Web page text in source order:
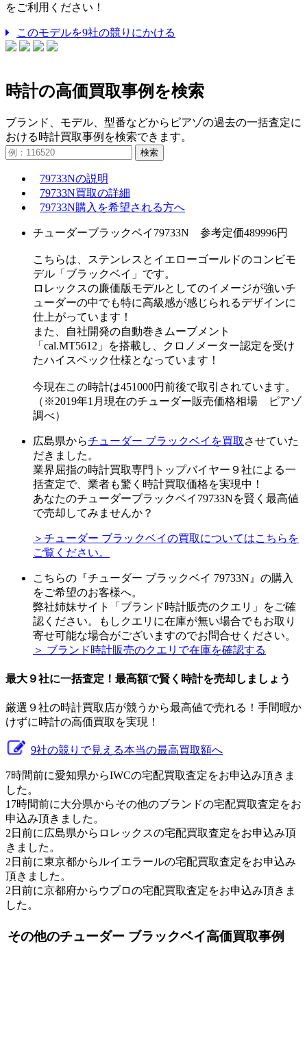
をご利用ください！
このモデルを9社の競りにかける
時計の高価買取事例を検索
ブランド、モデル、型番などからピアゾの過去の一括査定に
おける時計買取事例を検索できます。
検索
79733Nの説明
79733N買取の詳細
79733N購入を希望される方へ
チューダーブラックベイ79733N 参考定価489996円
こちらは、ステンレスとイエローゴールドのコンビモ
デル「ブラックベイ」です。
ロレックスの廉価版モデルとしてのイメージが強いチ
ューダーの中でも特に高級感が感じられるデザインに
仕上がっています！
また、自社開発の自動巻きムーブメント
「cal.MT5612」を搭載し、クロノメーター認定を受け
たハイスペック仕様となっています！
今現在この時計は451000円前後で取引されています。
（※2019年1月現在のチューダー販売価格相場 ピアゾ
調べ）
広島県からチューダー ブラックベイを買取 させていた
だきました。
業界屈指の時計買取専門トップバイヤー９社による一
括査定で、業者も驚く時計買取価格を実現中！
あなたのチューダーブラックベイ79733Nを賢く最高値
で売却してみませんか？
＞チューダー ブラックベイの買取についてはこちらを
ご覧ください。
こちらの『チューダー ブラックベイ 79733N』の購入
をご希望のお客様へ。
弊社姉妹サイト「ブランド時計販売のクエリ」をご確
認ください。もしクエリに在庫が無い場合でもお取り
寄せ可能な場合がございますのでお問合せください。
＞ ブランド時計販売のクエリで在庫を確認する
最大９社に一括査定！ 最高額で賢く時計を売却しましょう
厳選９社の時計買取店が競うから最高値で売れる！手間暇か
けずに時計の高価買取を実現！
9社の競りで見える本当の最高買取額へ
7時間前に愛知県からIWCの宅配買取査定をお申込み頂きま
した。
17時間前に大分県からその他のブランドの宅配買取査定をお
申込み頂きました。
2日前に広島県からロレックスの宅配買取査定をお申込み頂
きました。
2日前に東京都からルイエラールの宅配買取査定をお申込み
頂きました。
2日前に京都府からウブロの宅配買取査定をお申込み頂きま
した。
その他のチューダー ブラックベイ高価買取事例